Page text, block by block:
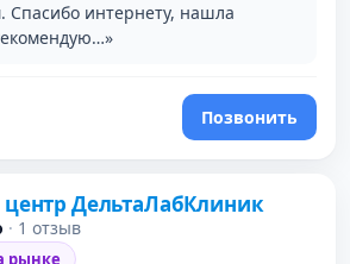
Спасибо интернету, нашла
Позвонить
ДельтаЛабКлиник
· 1 отзыв
рынке